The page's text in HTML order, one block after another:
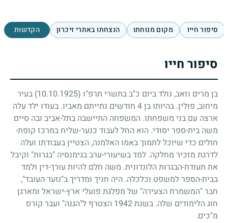
סיפור חייו מקום מנוחתו הנצחתו באתרי זיכרון הקדשות
סיפור חייו
בן מרים וזאב, נולד ביום כ"ב בתשרי תרפ"ו (10.10.1925)
בעיר
מיחוב, פולין. בהיותו בן4 חודשים נתייתם מאביו. בעודו ילד עלה
ארצה עם בני משפחתו. המשפחה התיישבה בתל-אביב ובה סיים
משה בית-ספר יסודי. הוא החל לעבוד כנער-שליח במרכז קופת-
חולים כדי שיוכל לתמוך באמו האלמנה, הצטיין בעבודתו ועלה
לדרגת מזכיר מחלקה. למד בשיעורי-ערב בגימנסיה "בגרות" וקיבל
את תעודת-הבגרות הלונדונית. משה חלם להיות עורך-דין ולמד
בבית-הספר למשפט וכלכלה. היה חניך ומדריך ב"נוער העובד",
חבר "המשמרת הצעירה" של מפלגת פועלי ארץ-ישראל ומארגן
חוג הלימודים שלה. בשנת1942 הצטרף ל"הגנה" ועבר קורס
מ"כים.